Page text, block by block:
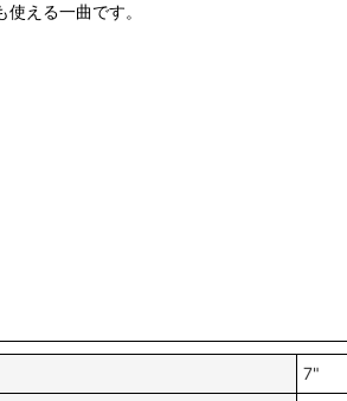
える一曲です。
7"